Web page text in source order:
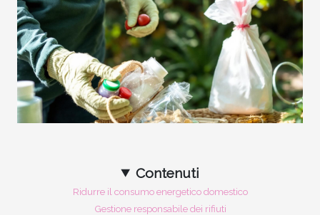
Contenuti
Ridurre il consumo energetico domestico
Gestione responsabile dei rifiuti